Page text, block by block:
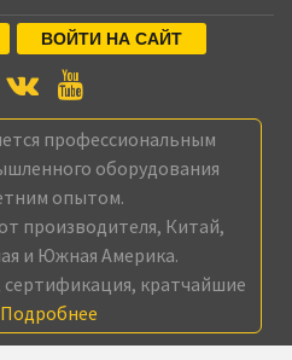
ВОЙТИ НА САЙТ
оборудования
опытом.
производителя, Китай,
и Южная Америка.
сертификация, кратчайшие
Подробнее